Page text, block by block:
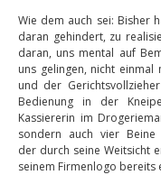
Wie dem auch sei: Bisher
daran gehindert, zu
daran, uns mental auf
uns gelingen, nicht
und der
Bedienung in der
Kassiererin im
sondern auch vier
der durch seine Weitsicht
seinem Firmenlogo bereits